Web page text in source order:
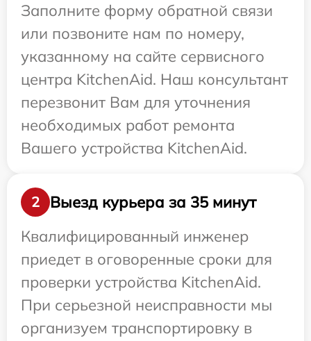
Заполните форму обратной связи
или позвоните нам по номеру,
указанному на сайте сервисного
центра KitchenAid. Наш консультант
перезвонит Вам для уточнения
необходимых работ ремонта
Вашего устройства KitchenAid.
2
Выезд курьера за 35 минут
Квалифицированный инженер
приедет в оговоренные сроки для
проверки устройства KitchenAid.
При серьезной неисправности мы
организуем транспортировку в